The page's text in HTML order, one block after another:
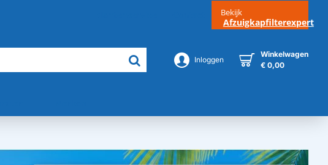
Bekijk
Afzuigkapfilterexpert
Inloggen
Winkelwagen
€ 0,00